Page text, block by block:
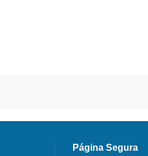
Página Segura